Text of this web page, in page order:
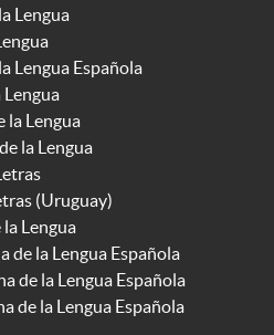
Lengua
Lengua Española
Lengua
la Lengua
la Lengua
(Uruguay)
Lengua
de la Lengua Española
de la Lengua Española
de la Lengua Española